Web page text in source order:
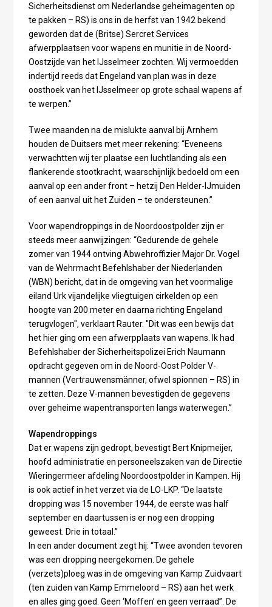
Sicherheitsdienst om Nederlandse geheimagenten op
te pakken – RS) is ons in de herfst van 1942 bekend
geworden dat de (Britse) Sercret Services
afwerpplaatsen voor wapens en munitie in de Noord-
Oostzijde van het IJsselmeer zochten. Wij vermoedden
indertijd reeds dat Engeland van plan was in deze
oosthoek van het IJsselmeer op grote schaal wapens af
te werpen.”
Twee maanden na de mislukte aanval bij Arnhem
houden de Duitsers met meer rekening: “Eveneens
verwachtten wij ter plaatse een luchtlanding als een
flankerende stootkracht, waarschijnlijk bedoeld om een
aanval op een ander front – hetzij Den Helder-IJmuiden
of een aanval uit het Zuiden – te ondersteunen.”
Voor wapendroppings in de Noordoostpolder zijn er
steeds meer aanwijzingen: “Gedurende de gehele
zomer van 1944 ontving Abwehroffizier Major Dr. Vogel
van de Wehrmacht Befehlshaber der Niederlanden
(WBN) bericht, dat in de omgeving van het voormalige
eiland Urk vijandelijke vliegtuigen cirkelden op een
hoogte van 200 meter en daarna richting Engeland
terugvlogen", verklaart Rauter. "Dit was een bewijs dat
het hier ging om een afwerpplaats van wapens. Ik had
Befehlshaber der Sicherheitspolizei Erich Naumann
opdracht gegeven om in de Noord-Oost Polder V-
mannen (Vertrauwensmänner, ofwel spionnen – RS) in
te zetten. Deze V-mannen bevestigden de gegevens
over geheime wapentransporten langs waterwegen.”
Wapendroppings
Dat er wapens zijn gedropt, bevestigt Bert Knipmeijer,
hoofd administratie en personeelszaken van de Directie
Wieringermeer afdeling Noordoostpolder in Kampen. Hij
is ook actief in het verzet via de LO-LKP. “De laatste
dropping was 15 november 1944, de eerste was half
september en daartussen is er nog een dropping
geweest. Drie in totaal.”
In een ander document zegt hij: “Twee avonden tevoren
was een dropping neergekomen. De gehele
(verzets)ploeg was in de omgeving van Kamp Zuidvaart
(ten zuiden van Kamp Emmeloord – RS) aan het werk
en alles ging goed. Geen ‘Moffen’ en geen verraad”. De